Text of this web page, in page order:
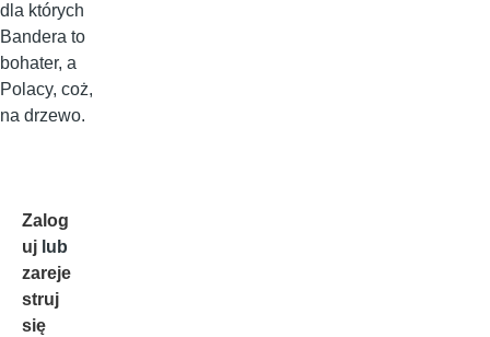
dla których
Bandera to
bohater, a
Polacy, coż,
na drzewo.
Zalog
uj lub
zareje
struj
się